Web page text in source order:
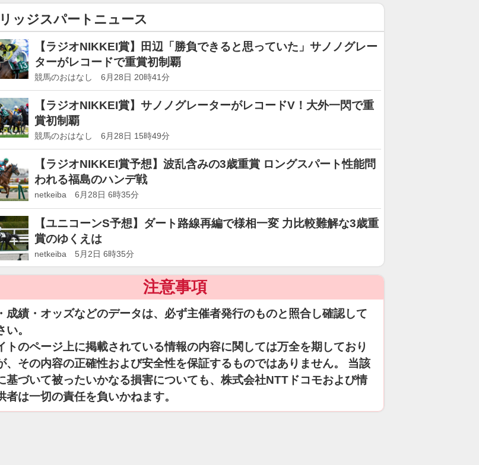
ッジスパートニュース
【ラジオNIKKEI賞】田辺「勝負できると思っていた」サノノグレー
ターがレコードで重賞初制覇
競馬のおはなし 6月28日 20時41分
【ラジオNIKKEI賞】サノノグレーターがレコードV！大外一閃で重
賞初制覇
競馬のおはなし 6月28日 15時49分
【ラジオNIKKEI賞予想】波乱含みの3歳重賞 ロングスパート性能問
われる福島のハンデ戦
netkeiba 6月28日 6時35分
【ユニコーンS予想】ダート路線再編で様相一変 力比較難解な3歳重
賞のゆくえは
netkeiba 5月2日 6時35分
注意事項
成績・オッズなどのデータは、必ず主催者発行のものと照合し確認して
い。
トのページ上に掲載されている情報の内容に関しては万全を期しており
、その内容の正確性および安全性を保証するものではありません。 当該
基づいて被ったいかなる損害についても、株式会社NTTドコモおよび情
者は一切の責任を負いかねます。